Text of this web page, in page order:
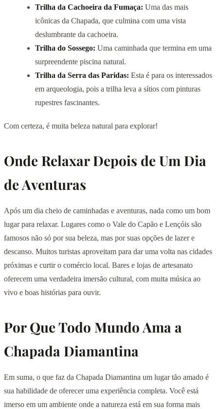
Trilha da Cachoeira da Fumaça: Uma das mais
icônicas da Chapada, que culmina com uma vista
deslumbrante da cachoeira.
Trilha do Sossego: Uma caminhada que termina em uma
surpreendente piscina natural.
Trilha da Serra das Paridas: Esta é para os interessados
em arqueologia, pois a trilha leva a sítios com pinturas
rupestres fascinantes.
Com certeza, é muita beleza natural para explorar!
Onde Relaxar Depois de Um Dia
de Aventuras
Após um dia cheio de caminhadas e aventuras, nada como um bom
lugar para relaxar. Lugares como o Vale do Capão e Lençóis são
famosos não só por sua beleza, mas por suas opções de lazer e
descanso. Muitos turistas aproveitam para dar uma volta nas cidades
próximas e curtir o comércio local. Bares e lojas de artesanato
oferecem uma verdadeira imersão cultural, com muita música ao
vivo e boas histórias para ouvir.
Por Que Todo Mundo Ama a
Chapada Diamantina
Em suma, o que faz da Chapada Diamantina um lugar tão amado é
sua habilidade de oferecer uma experiência completa. Você está
imerso em um ambiente onde a natureza está em sua forma mais